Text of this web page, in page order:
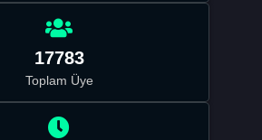
17783
Toplam Üye